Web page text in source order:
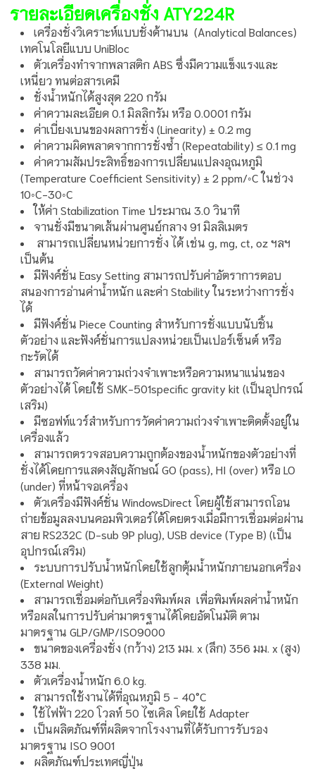
รายละเอียดเครื่องชั่ง ATY224R
เครื่องชั่งวิเคราะห์แบบชั่งด้านบน (Analytical Balances)
เทคโนโลยีแบบ UniBloc
ตัวเครื่องทำจากพลาสติก ABS ซึ่งมีความแข็งแรงและ
เหนี่ยว ทนต่อสารเคมี
ชั่งน้ำหนักได้สูงสุด 220 กรัม
ค่าความละเอียด 0.1 มิลลิกรัม หรือ 0.0001 กรัม
ค่าเบี่ยงเบนของผลการชั่ง (Linearity) ± 0.2 mg
ค่าความผิดพลาดจากการชั่งซ้ำ (Repeatability) ≤ 0.1 mg
ค่าความสัมประสิทธิ์ของการเปลี่ยนแปลงอุณหภูมิ
(Temperature Coefficient Sensitivity) ± 2 ppm/◦C ในช่วง
10◦C-30◦C
ให้ค่า Stabilization Time ประมาณ 3.0 วินาที
จานชั่งมีขนาดเส้นผ่านศูนย์กลาง 91 มิลลิเมตร
สามารถเปลี่ยนหน่วยการชั่ง ได้ เช่น g, mg, ct, oz ฯลฯ
เป็นต้น
มีฟังค์ชั่น Easy Setting สามารถปรับค่าอัตราการตอบ
สนองการอ่านค่าน้ำหนัก และค่า Stability ในระหว่างการชั่ง
ได้
มีฟังค์ชั่น Piece Counting สำหรับการชั่งแบบนับชิ้น
ตัวอย่าง และฟังค์ชั่นการแปลงหน่วยเป็นเปอร์เซ็นต์ หรือ
กะรัตได้
สามารถวัดค่าความถ่วงจำเพาะหรือความหนาแน่นของ
ตัวอย่างได้ โดยใช้ SMK-501specific gravity kit (เป็นอุปกรณ์
เสริม)
มีซอฟท์แวร์สำหรับการวัดค่าความถ่วงจำเพาะติดตั้งอยู่ใน
เครื่องแล้ว
สามารถตรวจสอบความถูกต้องของน้ำหนักของตัวอย่างที่
ชั่งได้โดยการแสดงสัญลักษณ์ GO (pass), HI (over) หรือ LO
(under) ที่หน้าจอเครื่อง
ตัวเครื่องมีฟังค์ชั่น WindowsDirect โดยผู้ใช้สามารถโอน
ถ่ายข้อมูลลงบนคอมพิวเตอร์ได้โดยตรงเมื่อมีการเชื่อมต่อผ่าน
สาย RS232C (D-sub 9P plug), USB device (Type B) (เป็น
อุปกรณ์เสริม)
ระบบการปรับน้ำหนักโดยใช้ลูกตุ้มน้ำหนักภายนอกเครื่อง
(External Weight)
สามารถเชื่อมต่อกับเครื่องพิมพ์ผล เพื่อพิมพ์ผลค่าน้ำหนัก
หรือผลในการปรับค่ามาตรฐานได้โดยอัตโนมัติ ตาม
มาตรฐาน GLP/GMP/ISO9000
ขนาดของเครื่องชั่ง (กว้าง) 213 มม. x (ลึก) 356 มม. x (สูง)
338 มม.
ตัวเครื่องน้ำหนัก 6.0 kg.
สามารถใช้งานได้ที่อุณหภูมิ 5 - 40°C
ใช้ไฟฟ้า 220 โวลท์ 50 ไซเคิล โดยใช้ Adapter
เป็นผลิตภัณฑ์ที่ผลิตจากโรงงานที่ได้รับการรับรอง
มาตรฐาน ISO 9001
ผลิตภัณฑ์ประเทศญี่ปุ่น